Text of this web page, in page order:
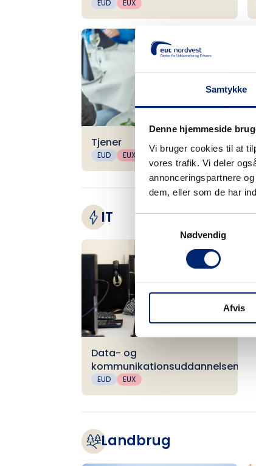
Samtykke
Denne hjemmeside
Vi bruger cookies til at
vores trafik. Vi deler
annonceringspartnere
dem, eller som de har
Nødvendig
Afvis
EUD EUX
Tjener
EUD EUX
IT
Data- og
kommunikationsuddannelsen
EUD EUX
Landbrug